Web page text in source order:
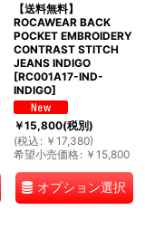
【送料無料】
ROCAWEAR BACK
POCKET EMBROIDERY
CONTRAST STITCH
JEANS INDIGO
[RC001A17-IND-
INDIGO]
￥15,800(税別)
(税込 : ￥ 17,380)
希望小売価格: ￥ 15,800
オプション選択